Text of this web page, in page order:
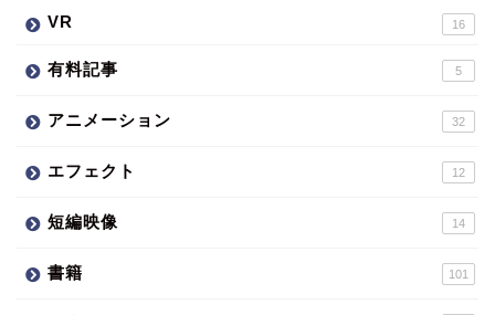
VR 16
有料記事 5
アニメーション 32
エフェクト 12
短編映像 14
書籍 101